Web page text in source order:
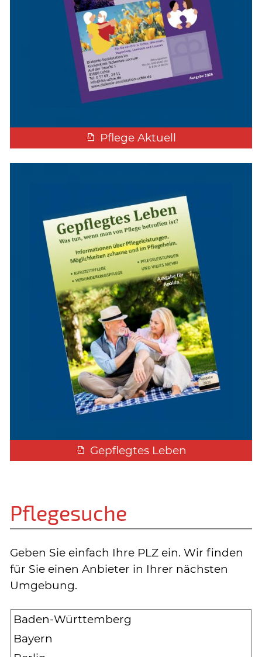
Pflege Aktuell
Gepflegtes Leben
Pflegesuche
Geben Sie einfach Ihre PLZ ein. Wir finden
für Sie einen Anbieter in Ihrer nächsten
Umgebung.